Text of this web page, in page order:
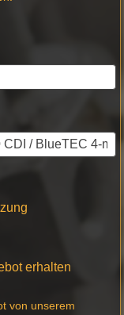
erhalten
von unserem